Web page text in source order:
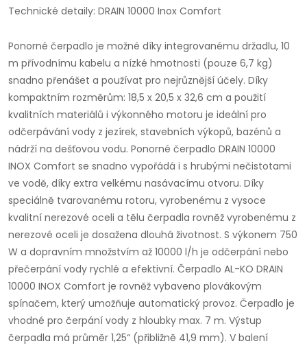
Technické detaily: DRAIN 10000 Inox Comfort
Ponorné čerpadlo je možné díky integrovanému držadlu, 10
m přívodnímu kabelu a nízké hmotnosti (pouze 6,7 kg)
snadno přenášet a používat pro nejrůznější účely. Díky
kompaktním rozměrům: 18,5 x 20,5 x 32,6 cm a použití
kvalitních materiálů i výkonného motoru je ideální pro
odčerpávání vody z jezírek, stavebních výkopů, bazénů a
nádrží na dešťovou vodu. Ponorné čerpadlo DRAIN 10000
INOX Comfort se snadno vypořádá i s hrubými nečistotami
ve vodě, díky extra velkému nasávacímu otvoru. Díky
speciálně tvarovanému rotoru, vyrobenému z vysoce
kvalitní nerezové oceli a tělu čerpadla rovněž vyrobenému z
nerezové oceli je dosažena dlouhá životnost. S výkonem 750
W a dopravním množstvím až 10000 l/h je odčerpání nebo
přečerpání vody rychlé a efektivní. Čerpadlo AL-KO DRAIN
10000 INOX Comfort je rovněž vybaveno plovákovým
spínačem, který umožňuje automatický provoz. Čerpadlo je
vhodné pro čerpání vody z hloubky max. 7 m. Výstup
čerpadla má průměr 1,25“ (přibližně 41,9 mm). V balení